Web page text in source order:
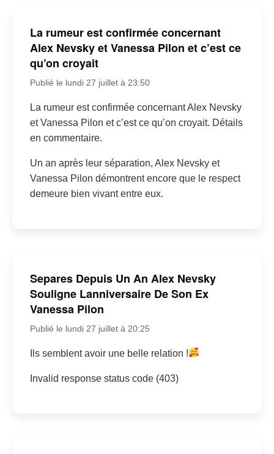
La rumeur est confirmée concernant
Alex Nevsky et Vanessa Pilon et c’est ce
qu’on croyait
Publié le lundi 27 juillet à 23:50
La rumeur est confirmée concernant Alex Nevsky
et Vanessa Pilon et c’est ce qu’on croyait. Détails
en commentaire.
Un an après leur séparation, Alex Nevsky et
Vanessa Pilon démontrent encore que le respect
demeure bien vivant entre eux.
Separes Depuis Un An Alex Nevsky
Souligne Lanniversaire De Son Ex
Vanessa Pilon
Publié le lundi 27 juillet à 20:25
Ils semblent avoir une belle relation !
Invalid response status code (403)